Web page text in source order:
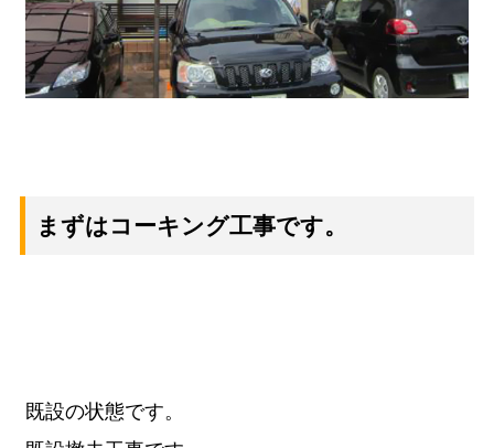
まずはコーキング工事です。
既設の状態です。